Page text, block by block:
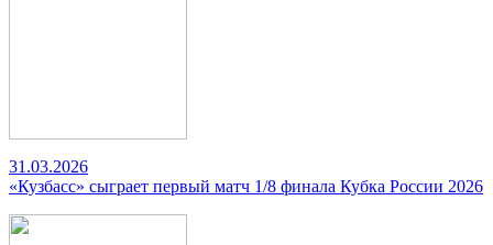
31.03.2026
«Кузбасс» сыграет первый матч 1/8 финала Кубка России 2026